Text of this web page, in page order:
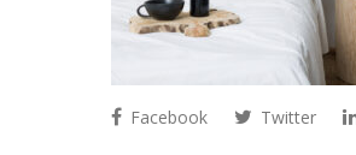
Facebook Twitter